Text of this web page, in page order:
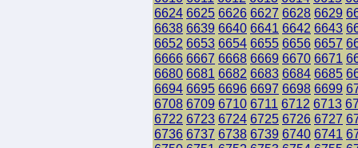
6624 6625 6626 6627 6628 6629
6638 6639 6640 6641 6642 6643
6652 6653 6654 6655 6656 6657
6666 6667 6668 6669 6670 6671
6680 6681 6682 6683 6684 6685
6694 6695 6696 6697 6698 6699
6708 6709 6710 6711 6712 6713
6722 6723 6724 6725 6726 6727
6736 6737 6738 6739 6740 6741